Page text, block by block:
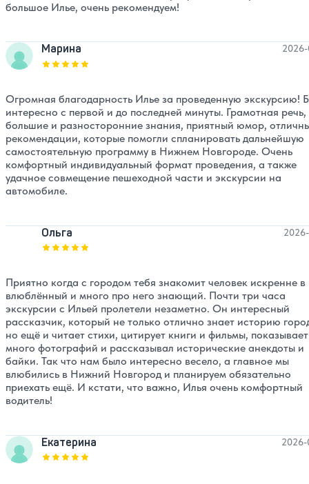
большое Илье, очень рекомендуем!
Марина
Оценка, количество звезд:
Огромная благодарность Илье за проведенную экскурсию!
интересно с первой и до последней минуты. Грамотная речь,
большие и разносторонние знания, приятный юмор,
рекомендации, которые помогли спланировать дальнейшую
самостоятельную программу в Нижнем Новгороде. Очень
комфортный индивидуальный формат проведения, а также
удачное совмещение пешеходной части и экскурсии на
автомобиле.
Ольга
Оценка, количество звезд:
Приятно когда с городом тебя знакомит человек искренне в
влюблённый и много про него знающий. Почти три часа
экскурсии с Ильей пролетели незаметно. Он интересный
рассказчик, который не только отлично знает историю
но ещё и читает стихи, цитирует книги и фильмы, показывает
много фотографий и рассказывал исторические анекдоты и
байки. Так что нам было интересно весело, а главное мы
влюбились в Нижний Новгород и планируем обязательно
приехать ещё. И кстати, что важно, Илья очень комфортный
водитель!
Екатерина
Оценка, количество звезд:
2026-